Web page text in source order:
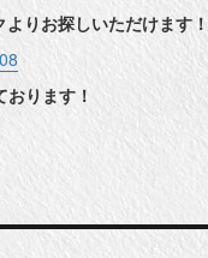
りお探しいただけます！
ります！